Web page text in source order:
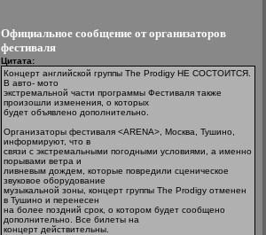
Официальное сообщение от организаторов
фестиваля
Цитата:
Концерт английской группы The Prodigy НЕ СОСТОИТСЯ.
В авто- мото
экстремальной части программы Фестиваля также
произошли изменения, о которых
будет объявлено дополнительно.
Организаторы фестиваля <ARENA>, Москва, Тушино,
информируют, что в
связи с экстремальными погодными условиями, а именно
порывами ветра и
ливневым дождем, которые повредили сценическое
звуковое оборудование
музыкальной зоны, концерт группы The Prodigy отменен
в Тушино и перенесен
на более поздний срок, о котором будет сообщено
дополнительно. Все билеты на
концерт действительны.